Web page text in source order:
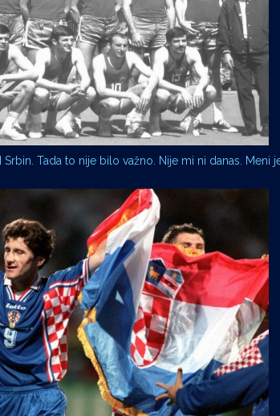
Tada to nije bilo važno. Nije mi ni danas. Meni